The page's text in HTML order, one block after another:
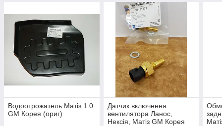
Водоотрожатель Матіз 1.0
GM Корея (ориг)
Датчик включення
вентилятора Ланос,
Нексія, Матіз GM Корея